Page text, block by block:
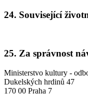
24. Související
25. Za správnost
Ministerstvo kultury -
Dukelských hrdinů 47
170 00 Praha 7